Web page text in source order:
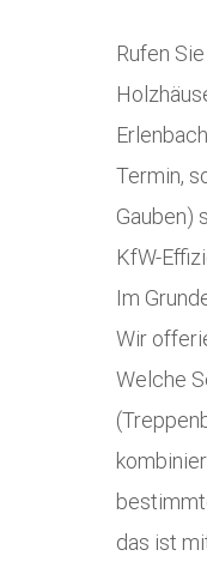
Rufen
Termin,
Gauben)
KfW-
Im
Wir
Welche
das ist